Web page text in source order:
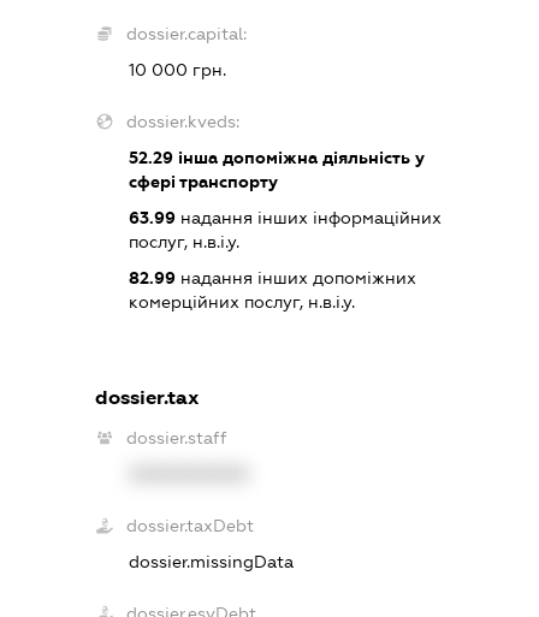
dossier.capital:
10 000 грн.
dossier.kveds:
52.29інша допоміжна діяльність у
сфері транспорту
63.99надання інших інформаційних
послуг, н.в.і.у.
82.99надання інших допоміжних
комерційних послуг, н.в.і.у.
dossier.tax
dossier.staff
dossier.taxDebt
dossier.missingData